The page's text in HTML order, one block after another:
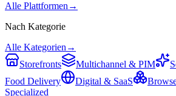
Alle Plattformen →
Nach Kategorie
Alle Kategorien →
Storefronts
Multichannel & PIM
Food Delivery
Digital & SaaS
Specialized